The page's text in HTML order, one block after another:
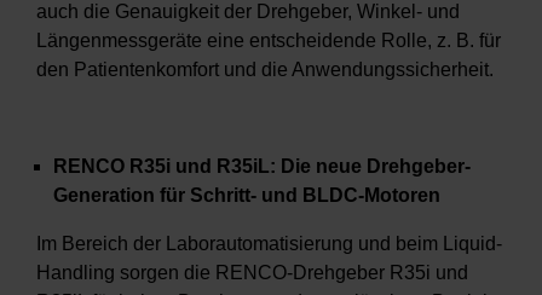
auch die Genauigkeit der Drehgeber, Winkel- und
Längenmessgeräte eine entscheidende Rolle, z. B. für
den Patientenkomfort und die Anwendungssicherheit.
RENCO R35i und R35iL: Die neue Drehgeber-
Generation für Schritt- und BLDC-Motoren
Im Bereich der Laborautomatisierung und beim Liquid-
Handling sorgen die RENCO-Drehgeber R35i und